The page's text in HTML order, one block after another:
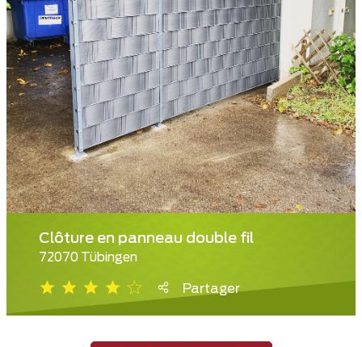
Clôture en panneau double fil
72070 Tübingen
Partager